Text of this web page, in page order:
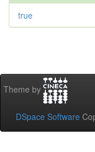
true
Theme by
DSpace Software